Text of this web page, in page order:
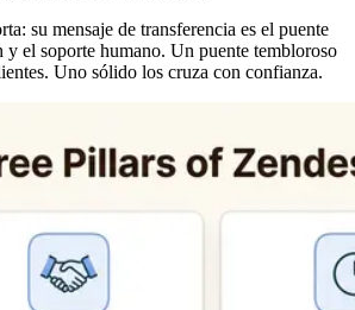
su mensaje de transferencia es el puente
y el soporte humano. Un puente tembloroso
Uno sólido los cruza con confianza.